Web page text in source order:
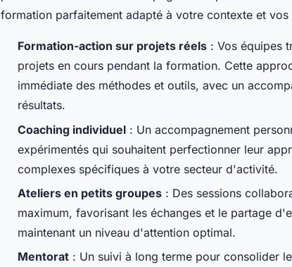
formation parfaitement adapté à votre contexte et
Formation-action sur projets réels : Vos équipes
projets en cours pendant la formation. Cette
immédiate des méthodes et outils, avec un
résultats.
Coaching individuel : Un accompagnement
expérimentés qui souhaitent perfectionner leur
complexes spécifiques à votre secteur d'activité.
Ateliers en petits groupes : Des sessions
maximum, favorisant les échanges et le partage
maintenant un niveau d'attention optimal.
Mentorat : Un suivi à long terme pour consolider